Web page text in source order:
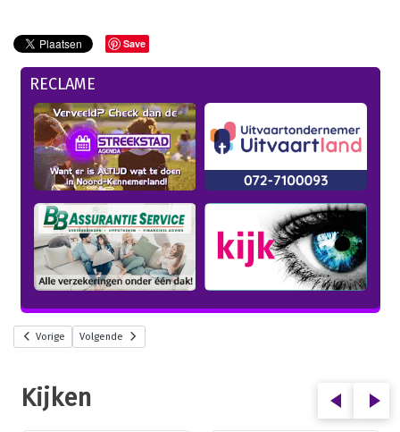
Save
RECLAME
Vorige Volgende
Kijken